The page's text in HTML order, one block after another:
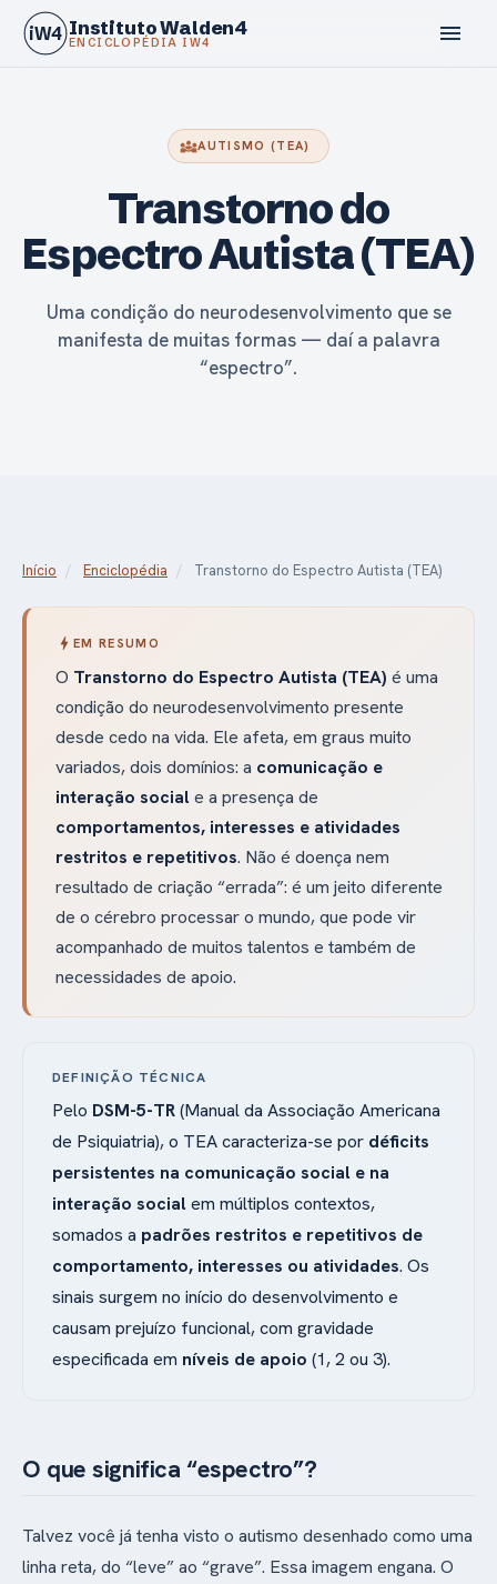
iW4 Instituto Walden4
ENCICLOPÉDIA IW4 menu
calendar_today
diversity_3AUTISMO (TEA)
Transtorno do
Espectro Autista (TEA)
Uma condição do neurodesenvolvimento que se
manifesta de muitas formas — daí a palavra
“espectro”.
Início / Enciclopédia / Transtorno do Espectro Autista (TEA)
bolt EM RESUMO
O Transtorno do Espectro Autista (TEA) é uma
condição do neurodesenvolvimento presente
desde cedo na vida. Ele afeta, em graus muito
variados, dois domínios: a comunicação e
interação sociale a presença de
comportamentos, interesses e atividades
restritos e repetitivos. Não é doença nem
resultado de criação “errada”: é um jeito diferente
de o cérebro processar o mundo, que pode vir
acompanhado de muitos talentos e também de
necessidades de apoio.
DEFINIÇÃO TÉCNICA
Pelo DSM-5-TR(Manual da Associação Americana
de Psiquiatria), o TEA caracteriza-se por déficits
persistentes na comunicação social e na
interação socialem múltiplos contextos,
somados a padrões restritos e repetitivos de
comportamento, interesses ou atividades. Os
sinais surgem no início do desenvolvimento e
causam prejuízo funcional, com gravidade
especificada em níveis de apoio (1, 2 ou 3).
O que significa “espectro”?
Talvez você já tenha visto o autismo desenhado como uma
linha reta, do “leve” ao “grave”. Essa imagem engana. O